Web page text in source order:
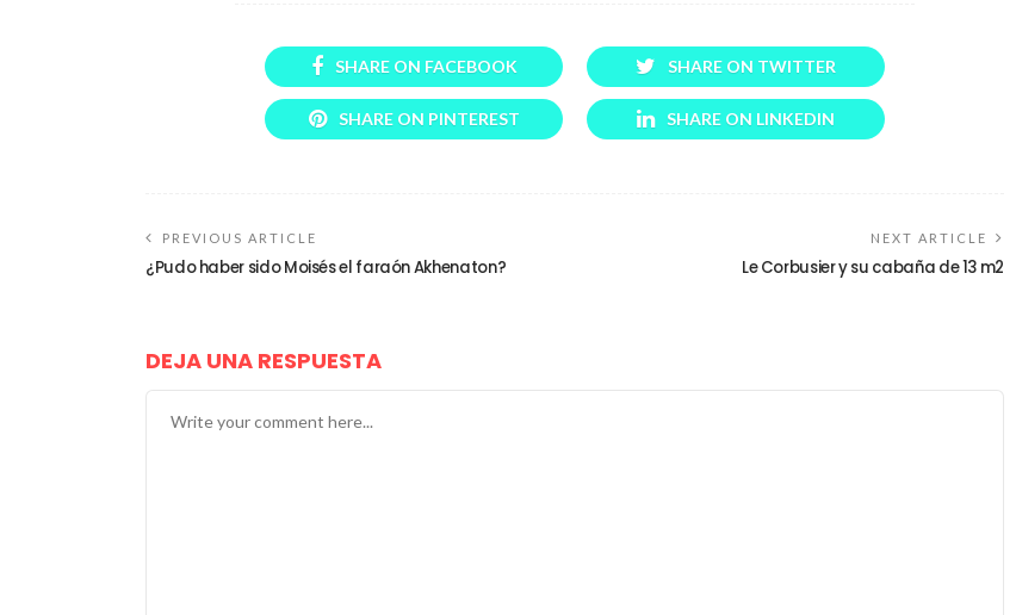
SHARE ON FACEBOOK SHARE ON TWITTER
SHARE ON PINTEREST SHARE ON LINKEDIN
PREVIOUS ARTICLE
¿Pudo haber sido Moisés el faraón Akhenaton?
NEXT ARTICLE
Le Corbusier y su cabaña de 13 m2
DEJA UNA RESPUESTA